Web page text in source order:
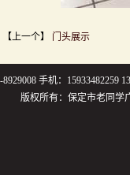
【上一个】 门头展示
8929008 手机：15933482259
版权所有：保定市老同学